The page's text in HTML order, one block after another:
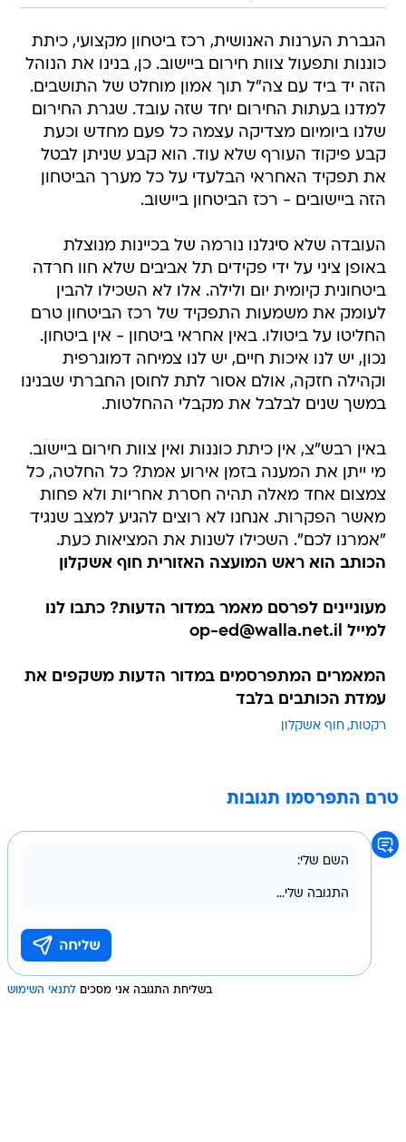
הזה יד ביד עם צה"ל תוך אמון מוחלט של התושבים.
למדנו בעתות החירום יחד שזה עובד. שגרת החירום
שלנו ביומיום מצדיקה עצמה כל פעם מחדש וכעת
קבע פיקוד העורף שלא עוד. הוא קבע שניתן לבטל
את תפקיד האחראי הבלעדי על כל מערך הביטחון
הזה ביישובים - רכז הביטחון ביישוב.
העובדה שלא סיגלנו נורמה של בכיינות מנוצלת
ביטחונית קיומית יום ולילה. אלו לא השכילו להבין
לעומק את משמעות התפקיד של רכז הביטחון טרם
החליטו על ביטולו. באין אחראי ביטחון - אין ביטחון.
נכון, יש לנו איכות חיים, יש לנו צמיחה דמוגרפית
וקהילה חזקה, אולם אסור לתת לחוסן החברתי שבנינו
במשך שנים לבלבל את מקבלי ההחלטות.
באין רבש"צ, אין כיתת כוננות ואין צוות חירום ביישוב.
צמצום אחד מאלה תהיה חסרת אחריות ולא פחות
מאשר הפקרות. אנחנו לא רוצים להגיע למצב שנגיד
"אמרנו לכם". השכילו לשנות את המציאות כעת.
הכותב הוא ראש המועצה האזורית חוף אשקלון
מעוניינים לפרסם מאמר במדור הדעות? כתבו לנו
המאמרים המתפרסמים במדור הדעות משקפים את
רקטות חוף אשקלון
בשליחת התגובה אני מסכים לתנאי השימוש